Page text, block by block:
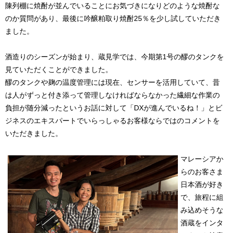
陳列棚に焼酎が並んでいることにお気づきになりどのような焼酎な
のか質問があり、最後に吟醸粕取り焼酎25％を少し試していただき
ました。
酒造りのシーズンが始まり、蔵見学では、今期第1号の醪のタンクを
見ていただくことができました。
醪のタンクや麹の温度管理には現在、センサーを活用していて、昔
は人がずっと付き添って管理しなければならなかった繊細な作業の
負担が随分減ったというお話に対して「DXが進んでいるね！」とビ
ジネスのエキスパートでいらっしゃるお客様ならではのコメントを
いただきました。
マレーシアか
らのお客さま
日本酒が好き
で、旅程に組
み込めそうな
酒蔵をインタ